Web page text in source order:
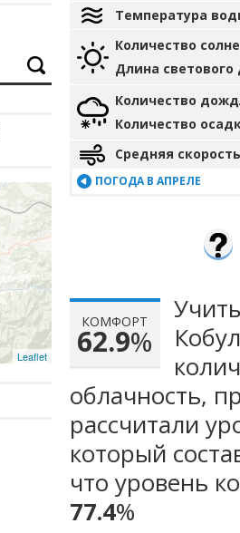
Leaflet
Температура
Количество
Длина светового
Количество
Количество
Средняя
ПОГОДА В АПРЕЛЕ
КОМФОРТ
62.9%
облачность,
рассчитали
который
что уровень
77.4%